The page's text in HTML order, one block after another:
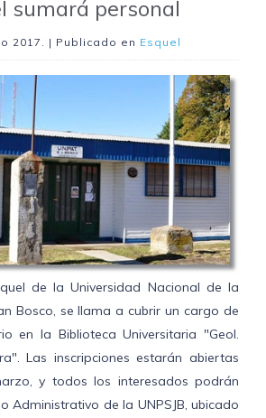
sumará personal
2017 . | Publicado en Esquel
de la Universidad Nacional de la
Bosco, se llama a cubrir un cargo de
en la Biblioteca Universitaria "Geol.
Las inscripciones estarán abiertas
y todos los interesados podrán
Administrativo de la UNPSJB, ubicado